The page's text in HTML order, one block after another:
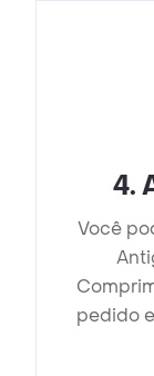
4.
Você
pedido